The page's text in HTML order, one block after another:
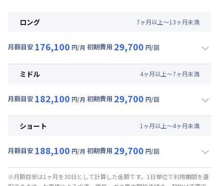
ロング 7ヶ月以上～13ヶ月未満
月額目安 176,100 円/月 初期費用 29,700 円/回
月額賃料目安(30日利用)
光熱費他 : 21,000円/月 (700円/日) (税抜)
ミドル 4ヶ月以上～7ヶ月未満
月額目安 182,100 円/月 初期費用 29,700 円/回
月額賃料目安(30日利用)
光熱費他 : 21,000円/月 (700円/日) (税抜)
ショート 1 ヶ月以上～4ヶ月未満
月額目安 188,100 円/月 初期費用 29,700 円/回
月額賃料目安(30日利用)
※月額目安は1ヶ月を30日として計算した金額です。1日単位で利用期間を選